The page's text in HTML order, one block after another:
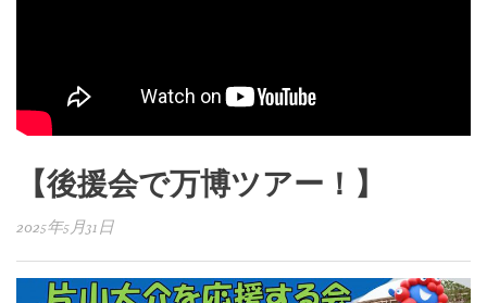
【後援会で万博ツアー！】
2025年5月31日